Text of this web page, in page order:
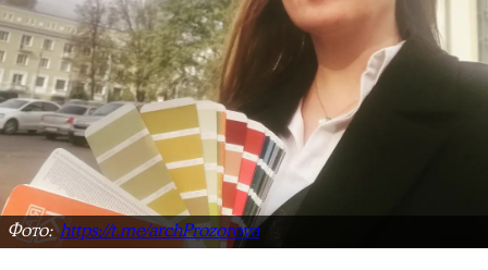
Фото:https://t.me/archProzorova